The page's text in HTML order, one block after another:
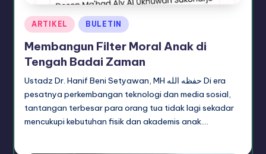
Posted
in
ARTIKEL BULETIN
Membangun Filter Moral Anak di
Tengah Badai Zaman
Ustadz Dr. Hanif Beni Setyawan, MH حفظه الله Di era
pesatnya perkembangan teknologi dan media sosial,
tantangan terbesar para orang tua tidak lagi sekadar
mencukupi kebutuhan fisik dan akademis anak.…